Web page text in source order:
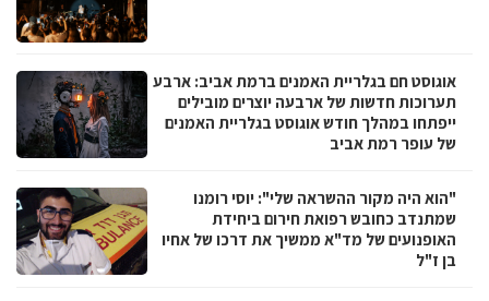
אוגוסט חם בגלריית האמנים ברמת אביב: ארבע
תערוכות חדשות של ארבעה יוצרים מובילים
ייפתחו במהלך חודש אוגוסט בגלריית האמנים
של עופר רמת אביב
"הוא היה מקור ההשראה שלי": יוסי רומנו
שמתנדב כחובש רפואת חירום ביחידת
האופנועים של מד"א ממשיך את דרכו של אחיו
בן ז"ל